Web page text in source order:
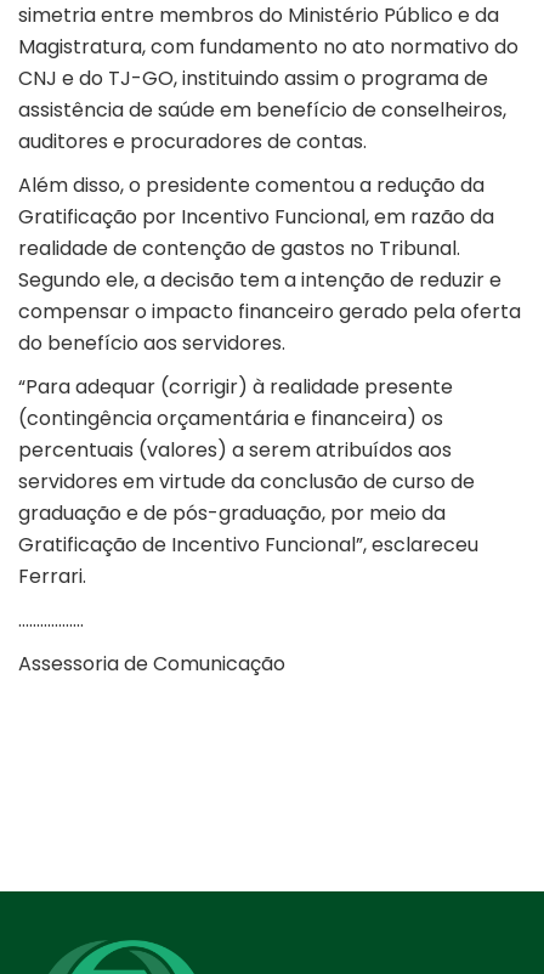
simetria entre membros do Ministério Público e da
Magistratura, com fundamento no ato normativo do
CNJ e do TJ-GO, instituindo assim o programa de
assistência de saúde em benefício de conselheiros,
auditores e procuradores de contas.
Além disso, o presidente comentou a redução da
Gratificação por Incentivo Funcional, em razão da
realidade de contenção de gastos no Tribunal.
Segundo ele, a decisão tem a intenção de reduzir e
compensar o impacto financeiro gerado pela oferta
do benefício aos servidores.
“Para adequar (corrigir) à realidade presente
(contingência orçamentária e financeira) os
percentuais (valores) a serem atribuídos aos
servidores em virtude da conclusão de curso de
graduação e de pós-graduação, por meio da
Gratificação de Incentivo Funcional”, esclareceu
Ferrari.
………………
Assessoria de Comunicação